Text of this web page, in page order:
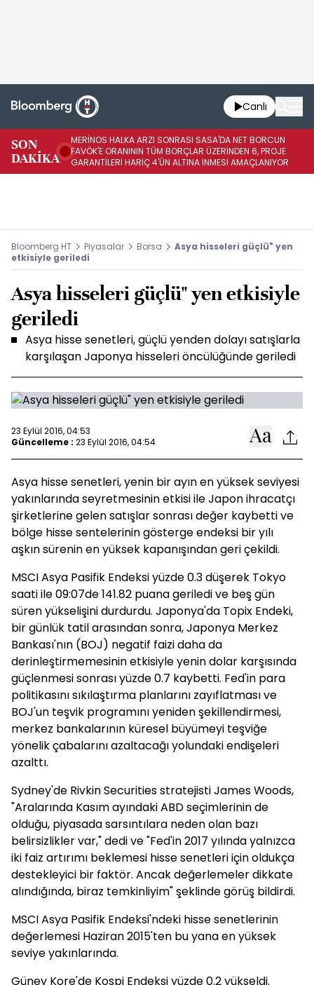
Canlı
SON
DAKİKA
MERİNOS HALKA ARZI SONRASI SASA'DA NET BORCUN
FAVÖK'E ORANININ TÜM BORÇLAR ÜZERİNDEN 6, PROJE
GARANTİLERİ HARİÇ 4'ÜN ALTINA İNMESİ AMAÇLANIYOR
Bloomberg HT Piyasalar Borsa
Asya hisseleri güçlü" yen
etkisiyle geriledi
Asya hisseleri güçlü" yen etkisiyle
geriledi
Asya hisse senetleri, güçlü yenden dolayı satışlarla
karşılaşan Japonya hisseleri öncülüğünde geriledi
23 Eylül 2016, 04:53
Güncelleme : 23 Eylül 2016, 04:54
Asya hisse senetleri, yenin bir ayın en yüksek seviyesi
yakınlarında seyretmesinin etkisi ile Japon ihracatçı
şirketlerine gelen satışlar sonrası değer kaybetti ve
bölge hisse sentelerinin gösterge endeksi bir yılı
aşkın sürenin en yüksek kapanışından geri çekildi.
MSCI Asya Pasifik Endeksi yüzde 0.3 düşerek Tokyo
saati ile 09:07de 141.82 puana geriledi ve beş gün
süren yükselişini durdurdu. Japonya'da Topix Endeki,
bir günlük tatil arasından sonra, Japonya Merkez
Bankası'nın (BOJ) negatif faizi daha da
derinleştirmemesinin etkisiyle yenin dolar karşısında
güçlenmesi sonrası yüzde 0.7 kaybetti. Fed'in para
politikasını sıkılaştırma planlarını zayıflatması ve
BOJ'un teşvik programını yeniden şekillendirmesi,
merkez bankalarının küresel büyümeyi teşviğe
yönelik çabalarını azaltacağı yolundaki endişeleri
azalttı.
Sydney'de Rivkin Securities stratejisti James Woods,
"Aralarında Kasım ayındaki ABD seçimlerinin de
olduğu, piyasada sarsıntılara neden olan bazı
belirsizlikler var," dedi ve "Fed'in 2017 yılında yalnızca
iki faiz artırımı beklemesi hisse senetleri için oldukça
destekleyici bir faktör. Ancak değerlemeler dikkate
alındığında, biraz temkinliyim" şeklinde görüş bildirdi.
MSCI Asya Pasifik Endeksi'ndeki hisse senetlerinin
değerlemesi Haziran 2015'ten bu yana en yüksek
seviye yakınlarında.
Güney Kore'de Kospi Endeksi yüzde 0.2 yükseldi.